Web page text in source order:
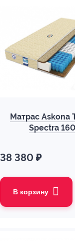
Матрас Askona
Spectra
38 380 ₽
В корзину